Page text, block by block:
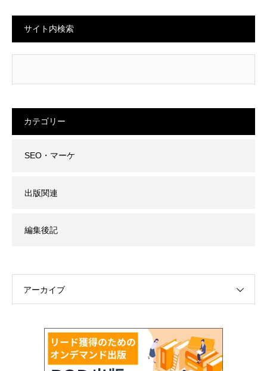
サイト内検索
カテゴリー
SEO・マーケ
出版関連
編集後記
アーカイブ